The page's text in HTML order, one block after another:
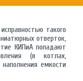
такого
отверток,
КИПиА попадают
(в котлах,
емкости